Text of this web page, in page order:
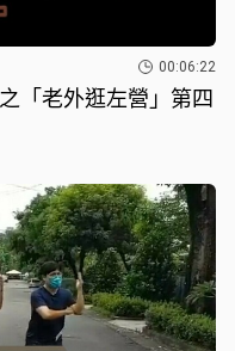
00:06:22
「老外逛左營」第四